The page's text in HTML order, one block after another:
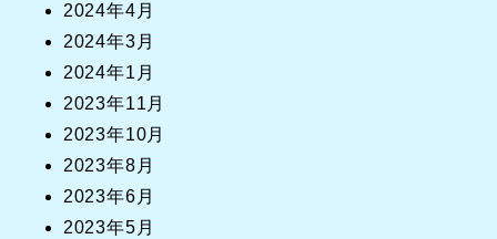
2024年4月
2024年3月
2024年1月
2023年11月
2023年10月
2023年8月
2023年6月
2023年5月